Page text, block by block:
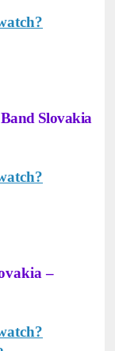
Slovakia
–